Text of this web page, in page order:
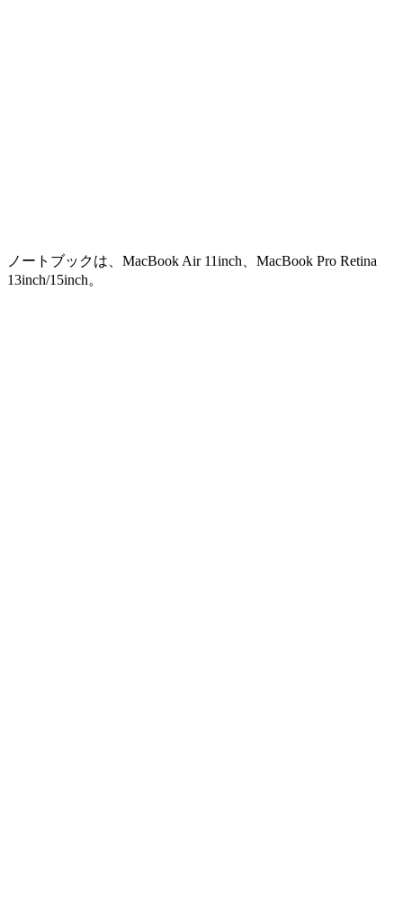
ノートブックは、MacBook Air 11inch、MacBook Pro Retina
13inch/15inch。